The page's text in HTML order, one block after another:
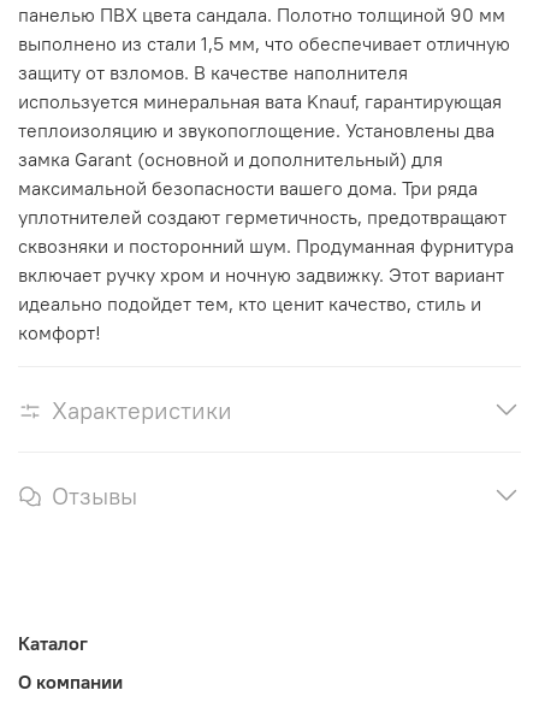
панелью ПВХ цвета сандала. Полотно толщиной 90 мм
выполнено из стали 1,5 мм, что обеспечивает отличную
защиту от взломов. В качестве наполнителя
используется минеральная вата Knauf, гарантирующая
теплоизоляцию и звукопоглощение. Установлены два
замка Garant (основной и дополнительный) для
максимальной безопасности вашего дома. Три ряда
уплотнителей создают герметичность, предотвращают
сквозняки и посторонний шум. Продуманная фурнитура
включает ручку хром и ночную задвижку. Этот вариант
идеально подойдет тем, кто ценит качество, стиль и
комфорт!
Характеристики
Отзывы
Каталог
О компании